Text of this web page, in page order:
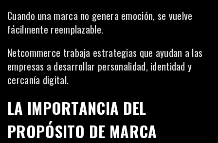
Cuando una marca no genera emoción, se vuelve
fácilmente reemplazable.
Netcommerce trabaja estrategias que ayudan a las
empresas a desarrollar personalidad, identidad y
cercanía digital.
LA IMPORTANCIA DEL
PROPÓSITO DE MARCA